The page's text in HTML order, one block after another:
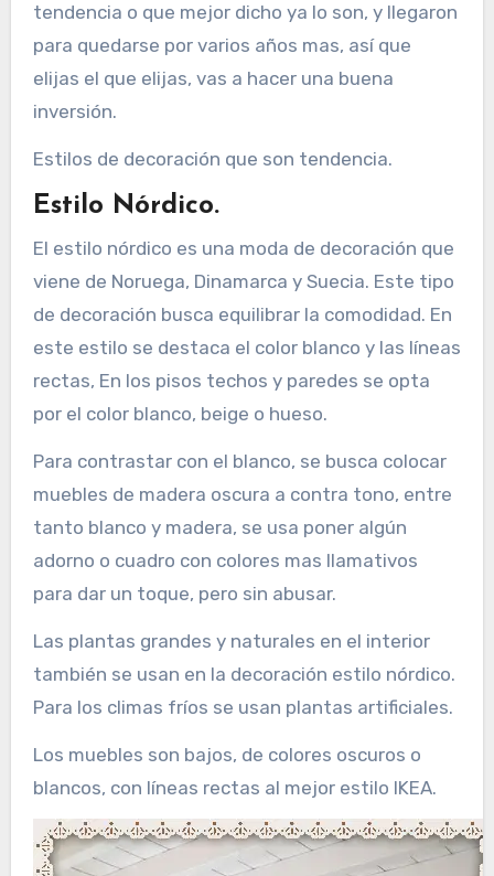
tendencia o que mejor dicho ya lo son, y llegaron
para quedarse por varios años mas, así que
elijas el que elijas, vas a hacer una buena
inversión.
Estilos de decoración que son tendencia.
Estilo Nórdico.
El estilo nórdico es una moda de decoración que
viene de Noruega, Dinamarca y Suecia. Este tipo
de decoración busca equilibrar la comodidad. En
este estilo se destaca el color blanco y las líneas
rectas, En los pisos techos y paredes se opta
por el color blanco, beige o hueso.
Para contrastar con el blanco, se busca colocar
muebles de madera oscura a contra tono, entre
tanto blanco y madera, se usa poner algún
adorno o cuadro con colores mas llamativos
para dar un toque, pero sin abusar.
Las plantas grandes y naturales en el interior
también se usan en la decoración estilo nórdico.
Para los climas fríos se usan plantas artificiales.
Los muebles son bajos, de colores oscuros o
blancos, con líneas rectas al mejor estilo IKEA.